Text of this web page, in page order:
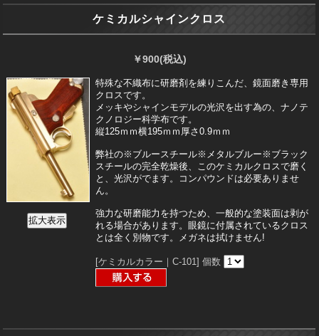
ケミカルシャインクロス
￥900(税込)
特殊な不織布に研磨剤を練りこんだ、鏡面磨き専用
クロスです。
メッキやシャインモデルの光沢を出す為の、ナノテ
クノロジー科学布です。
縦125ｍｍ横195ｍｍ厚さ0.9ｍｍ
弊社の※ブルースチール※メタルブルー※ブラック
スチールの完全乾燥後、このケミカルクロスで磨く
と、光沢がでます。コンパウンドは必要ありませ
ん。
強力な研磨能力を持つため、一般的な塗装面は剥が
れる場合があります。眼鏡に付属されているクロス
とは全く別物です。メガネは拭けません!
[ケミカルカラー｜C-101] 個数